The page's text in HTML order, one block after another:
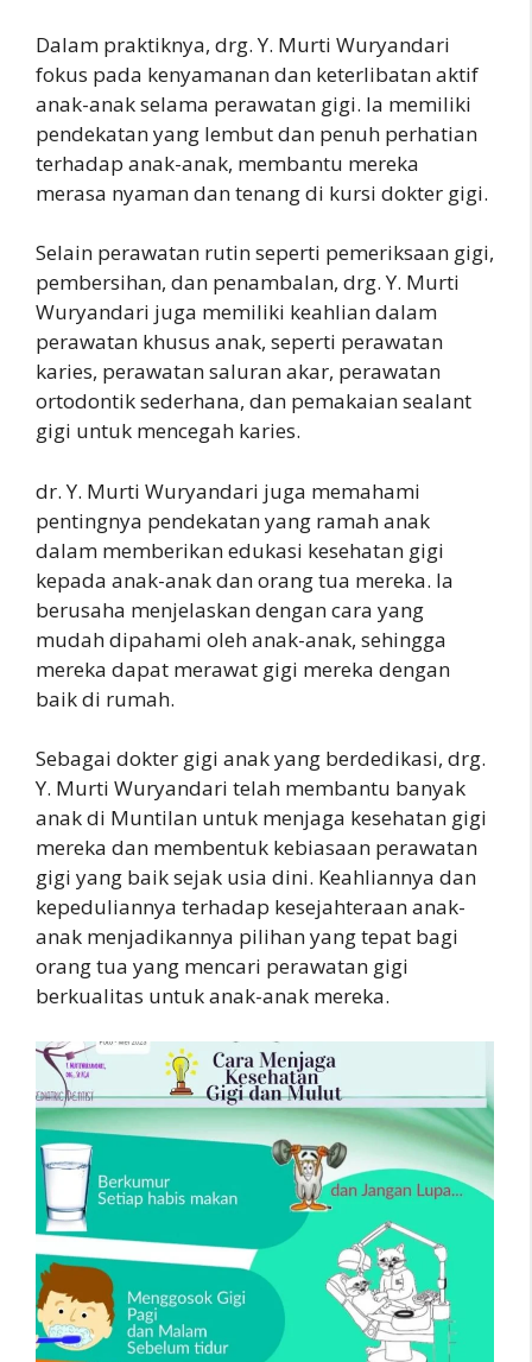
Dalam praktiknya, drg. Y. Murti Wuryandari
fokus pada kenyamanan dan keterlibatan aktif
anak-anak selama perawatan gigi. Ia memiliki
pendekatan yang lembut dan penuh perhatian
terhadap anak-anak, membantu mereka
merasa nyaman dan tenang di kursi dokter gigi.
Selain perawatan rutin seperti pemeriksaan gigi,
pembersihan, dan penambalan, drg. Y. Murti
Wuryandari juga memiliki keahlian dalam
perawatan khusus anak, seperti perawatan
karies, perawatan saluran akar, perawatan
ortodontik sederhana, dan pemakaian sealant
gigi untuk mencegah karies.
dr. Y. Murti Wuryandari juga memahami
pentingnya pendekatan yang ramah anak
dalam memberikan edukasi kesehatan gigi
kepada anak-anak dan orang tua mereka. Ia
berusaha menjelaskan dengan cara yang
mudah dipahami oleh anak-anak, sehingga
mereka dapat merawat gigi mereka dengan
baik di rumah.
Sebagai dokter gigi anak yang berdedikasi, drg.
Y. Murti Wuryandari telah membantu banyak
anak di Muntilan untuk menjaga kesehatan gigi
mereka dan membentuk kebiasaan perawatan
gigi yang baik sejak usia dini. Keahliannya dan
kepeduliannya terhadap kesejahteraan anak-
anak menjadikannya pilihan yang tepat bagi
orang tua yang mencari perawatan gigi
berkualitas untuk anak-anak mereka.